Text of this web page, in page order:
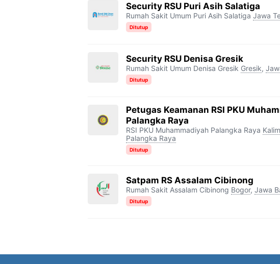
Security RSU Puri Asih Salatiga
Rumah Sakit Umum Puri Asih Salatiga Jawa
Ditutup
Security RSU Denisa Gresik
Rumah Sakit Umum Denisa Gresik Gresik,
Ditutup
Petugas Keamanan RSI PKU
Palangka Raya
RSI PKU Muhammadiyah Palangka Raya
Palangka Raya
Ditutup
Satpam RS Assalam Cibinong
Rumah Sakit Assalam Cibinong Bogor, Jawa
Ditutup